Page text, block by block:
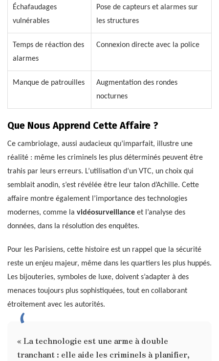
Échafaudages
vulnérables
Pose de capteurs et alarmes sur
les structures
Temps de réaction des
alarmes
Connexion directe avec la police
Manque de patrouilles
Augmentation des rondes
nocturnes
Que Nous Apprend Cette Affaire ?
Ce cambriolage, aussi audacieux qu’imparfait, illustre une
réalité : même les criminels les plus déterminés peuvent être
trahis par leurs erreurs. L’utilisation d’un VTC, un choix qui
semblait anodin, s’est révélée être leur talon d’Achille. Cette
affaire montre également l’importance des technologies
modernes, comme la vidéosurveillance et l’analyse des
données, dans la résolution des enquêtes.
Pour les Parisiens, cette histoire est un rappel que la sécurité
reste un enjeu majeur, même dans les quartiers les plus huppés.
Les bijouteries, symboles de luxe, doivent s’adapter à des
menaces toujours plus sophistiquées, tout en collaborant
étroitement avec les autorités.
« La technologie est une arme à double
tranchant : elle aide les criminels à planifier,